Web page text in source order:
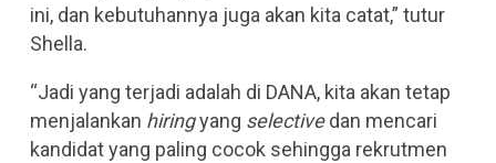
ini, dan kebutuhannya juga akan kita catat,” tutur
Shella.
“Jadi yang terjadi adalah di DANA, kita akan tetap
menjalankan hiringyang selectivedan mencari
kandidat yang paling cocok sehingga rekrutmen